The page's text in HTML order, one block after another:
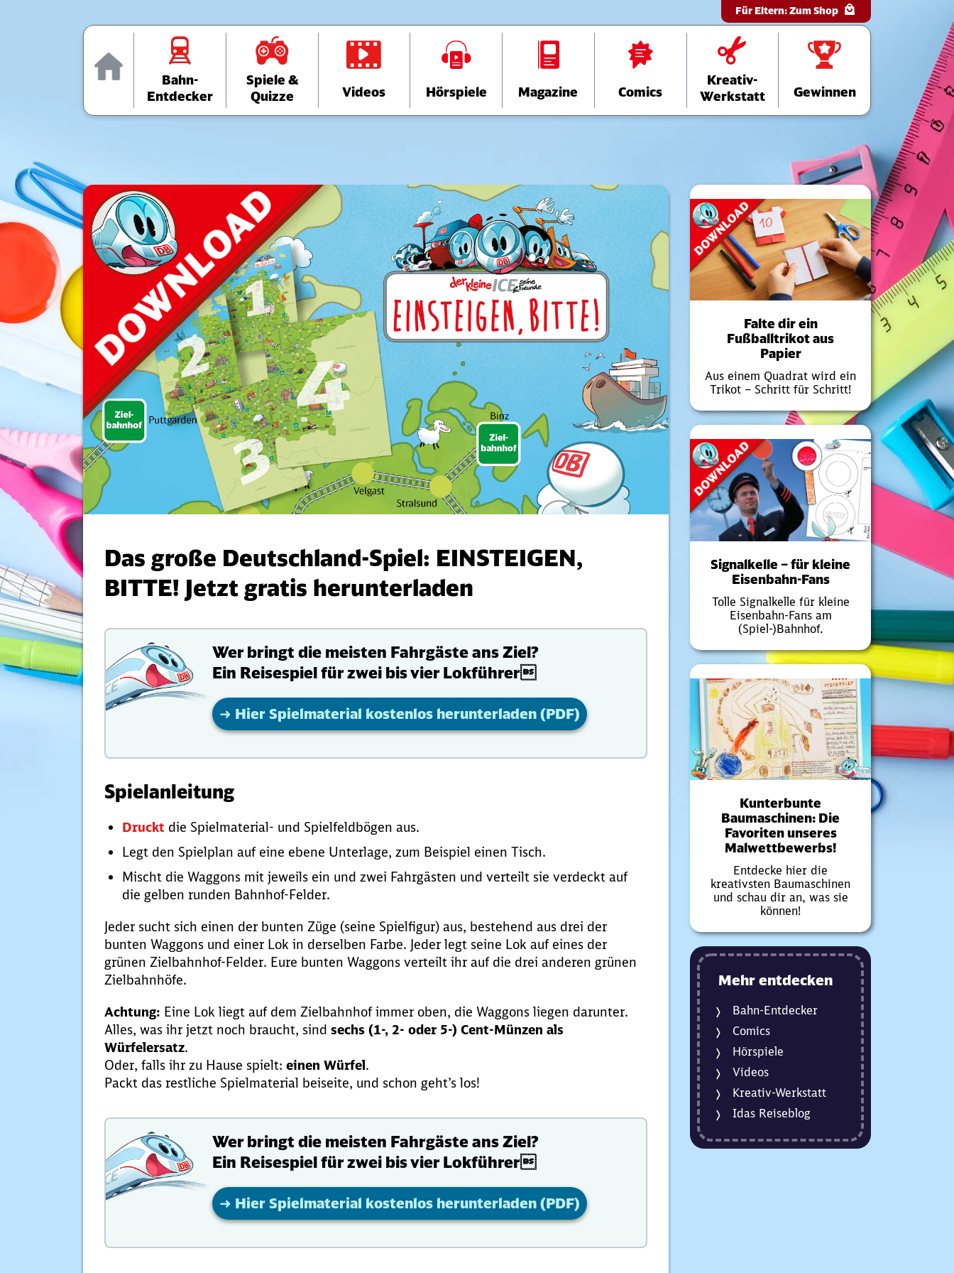
Home
Bahn-
Entdecker
Spiele &
Quizze
Videos Hörspiele Magazine Comics
Kreativ-
Werkstatt
Gewinnen
Für Eltern:Zum Shop
Das große Deutschland-Spiel: EINSTEIGEN,
BITTE! Jetzt gratis herunterladen
Wer bringt die meisten Fahrgäste ans Ziel?
Ein Reisespiel für zwei bis vier Lokführer
➜ Hier Spielmaterial kostenlos herunterladen (PDF)
Spielanleitung
Druckt die Spielmaterial- und Spielfeldbögen aus.
Legt den Spielplan auf eine ebene Unterlage, zum Beispiel einen Tisch.
Mischt die Waggons mit jeweils ein und zwei Fahrgästen und verteilt sie verdeckt auf
die gelben runden Bahnhof-Felder.
Jeder sucht sich einen der bunten Züge (seine Spielfigur) aus, bestehend aus drei der
bunten Waggons und einer Lok in derselben Farbe. Jeder legt seine Lok auf eines der
grünen Zielbahnhof-Felder. Eure bunten Waggons verteilt ihr auf die drei anderen grünen
Zielbahnhöfe.
Achtung: Eine Lok liegt auf dem Zielbahnhof immer oben, die Waggons liegen darunter.
Alles, was ihr jetzt noch braucht, sind sechs (1-, 2- oder 5-) Cent-Münzen als
Würfelersatz.
Oder, falls ihr zu Hause spielt: einen Würfel.
Packt das restliche Spielmaterial beiseite, und schon geht’s los!
Wer bringt die meisten Fahrgäste ans Ziel?
Ein Reisespiel für zwei bis vier Lokführer
➜ Hier Spielmaterial kostenlos herunterladen (PDF)
Falte dir ein
Fußballtrikot aus
Papier
Aus einem Quadrat wird ein
Trikot – Schritt für Schritt!
Signalkelle – für kleine
Eisenbahn-Fans
Tolle Signalkelle für kleine
Eisenbahn-Fans am
(Spiel-)Bahnhof.
Kunterbunte
Baumaschinen: Die
Favoriten unseres
Malwettbewerbs!
Entdecke hier die
kreativsten Baumaschinen
und schau dir an, was sie
können!
Mehr entdecken
Bahn-Entdecker
Comics
Hörspiele
Videos
Kreativ-Werkstatt
Idas Reiseblog